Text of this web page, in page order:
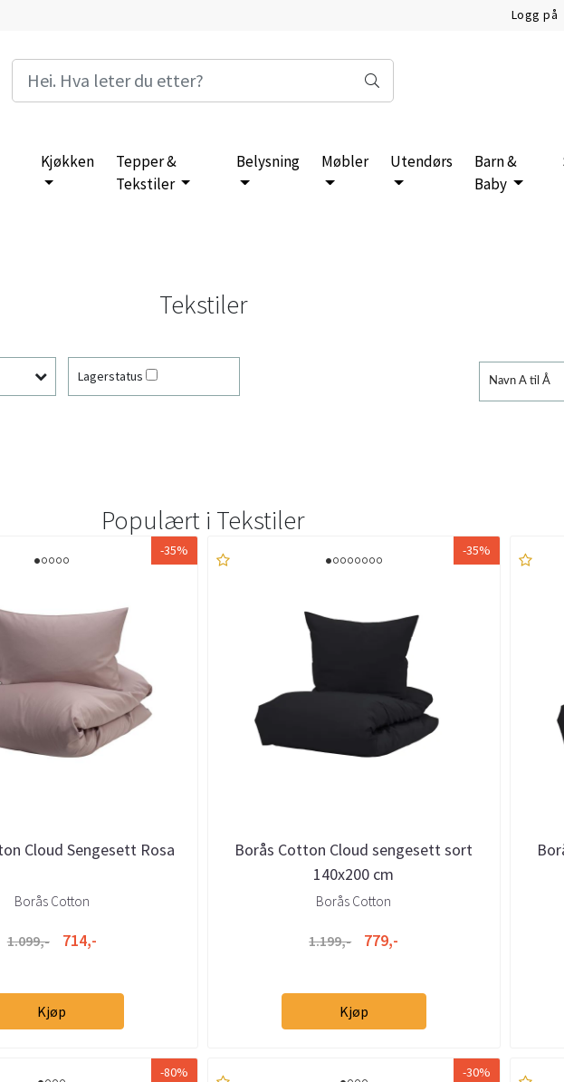
Logg på
Kjøkken
Tepper &
Tekstiler
Belysning Møbler Utendørs
Barn &
Baby
Tekstiler
Lagerstatus Navn A til Å
Populært i Tekstiler
-35%
Cloud Sengesett Rosa
Borås Cotton
1.099,- 714,-
Kjøp
-35%
Borås Cotton Cloud sengesett sort
140x200 cm
Borås Cotton
1.199,- 779,-
Kjøp
-80% -30%